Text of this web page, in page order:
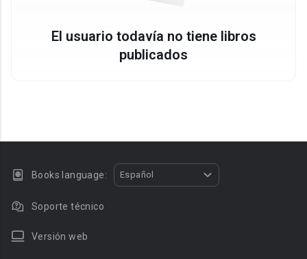
El usuario todavía no tiene libros
publicados
Books language: Español
Soporte técnico
Versión web